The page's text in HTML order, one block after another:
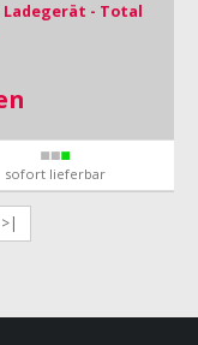
Ladegerät - Total
sofort lieferbar
>|